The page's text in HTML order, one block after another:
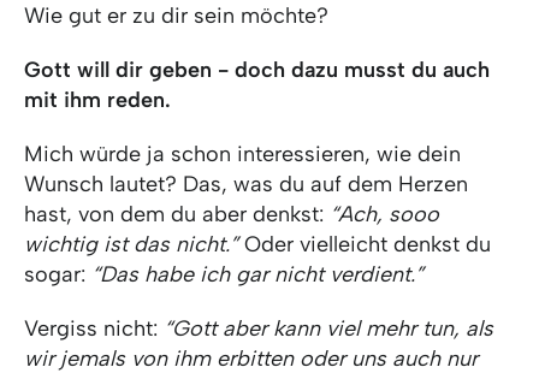
Wie gut er zu dir sein möchte?
Gott will dir geben - doch dazu musst du auch
mit ihm reden.
Mich würde ja schon interessieren, wie dein
Wunsch lautet? Das, was du auf dem Herzen
hast, von dem du aber denkst: “Ach, sooo
wichtig ist das nicht.”Oder vielleicht denkst du
sogar: “Das habe ich gar nicht verdient.”
Vergiss nicht: “Gott aber kann viel mehr tun, als
wir jemals von ihm erbitten oder uns auch nur